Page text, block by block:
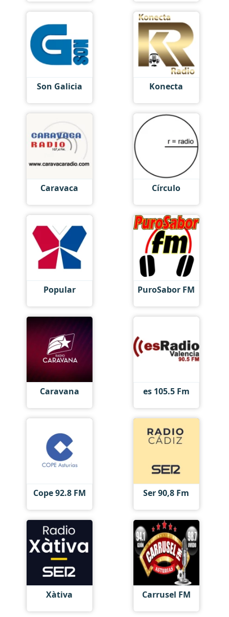
Son Galicia Konecta
Caravaca Círculo
Popular PuroSabor FM
Caravana es 105.5 Fm
Cope 92.8 FM Ser 90,8 Fm
Xàtiva Carrusel FM